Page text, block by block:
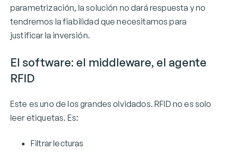
parametrización, la solución no dará respuesta y no
tendremos la fiabilidad que necesitamos para
justificar la inversión.
El software: el middleware, el agente
RFID
Este es uno de los grandes olvidados. RFID no es solo
leer etiquetas. Es:
Filtrar lecturas